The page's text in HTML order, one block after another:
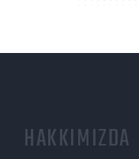
HAKKIMIZDA